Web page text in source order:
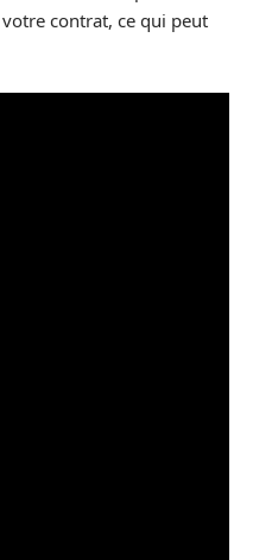
contrat, ce qui peut